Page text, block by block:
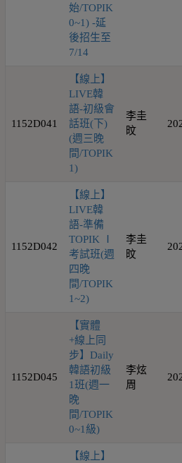
始/TOPIK
0~1) -延
後招生至
7/14
1152D041
【線上】
LIVE韓
語-初級會
話班(下)
(週三晚
間/TOPIK
1)
李圭
旼
1152D042
【線上】
LIVE韓
語-準備
TOPIK Ⅰ
考試班(週
四晚
間/TOPIK
1~2)
李圭
旼
1152D045
【實體
+線上同
步】Daily
韓語初級
1班(週一
晚
間/TOPIK
0~1級)
李炫
周
【線上】